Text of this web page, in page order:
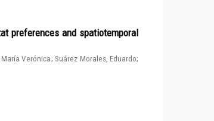
preferences and spatiotemporal
Verónica; Suárez Morales, Eduardo;